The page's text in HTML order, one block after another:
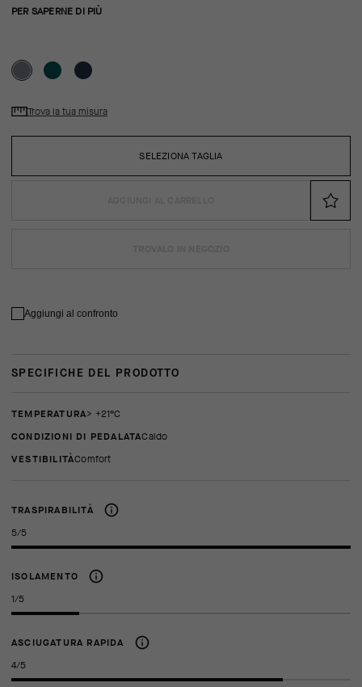
PER SAPERNE DI PIÙ
SELEZIONA TAGLIA
Trova la tua misura
Aggiungi al confronto
SPECIFICHE DEL PRODOTTO
TEMPERATURA
> +21°C
CONDIZIONI DI PEDALATA Caldo
VESTIBILITÀ comfort
TRASPIRABILITÀ
5/5
ISOLAMENTO
1/5
ASCIUGATURA RAPIDA
4/5